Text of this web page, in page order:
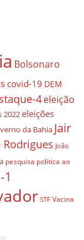
Bolsonaro
covid-19 DEM
4eleição
2022eleições
da Bahia Jair
Rodrigues João
pesquisa política ao
STF Vacina